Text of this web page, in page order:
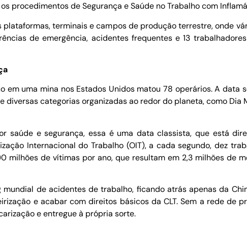
procedimentos de Segurança e Saúde no Trabalho com
plataformas, terminais e campos de produção terrestre, onde
de emergência, acidentes frequentes e 13
em uma mina nos Estados Unidos matou 78 operários. A
categorias organizadas ao redor do planeta, como
saúde e segurança, essa é uma data classista, que está
Internacional do Trabalho (OIT), a cada segundo, dez
milhões de vítimas por ano, que resultam em 2,3 milhões de
de acidentes de trabalho, ficando atrás apenas da
e acabar com direitos básicos da CLT. Sem a rede de
e entregue à própria sorte.